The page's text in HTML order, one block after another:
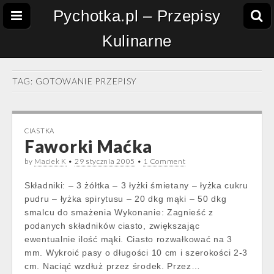
Pychotka.pl – Przepisy
Kulinarne
TAG: GOTOWANIE PRZEPISY
CIASTKA
Faworki Maćka
by Maciek K • 29 stycznia 2005 • 1 Comment
Składniki: – 3 żółtka – 3 łyżki śmietany – łyżka cukru
pudru – łyżka spirytusu – 20 dkg mąki – 50 dkg
smalcu do smażenia Wykonanie: Zagnieść z
podanych składników ciasto, zwiększając
ewentualnie ilość mąki. Ciasto rozwałkować na 3
mm. Wykroić pasy o długości 10 cm i szerokości 2-3
cm. Naciąć wzdłuż przez środek. Przez…